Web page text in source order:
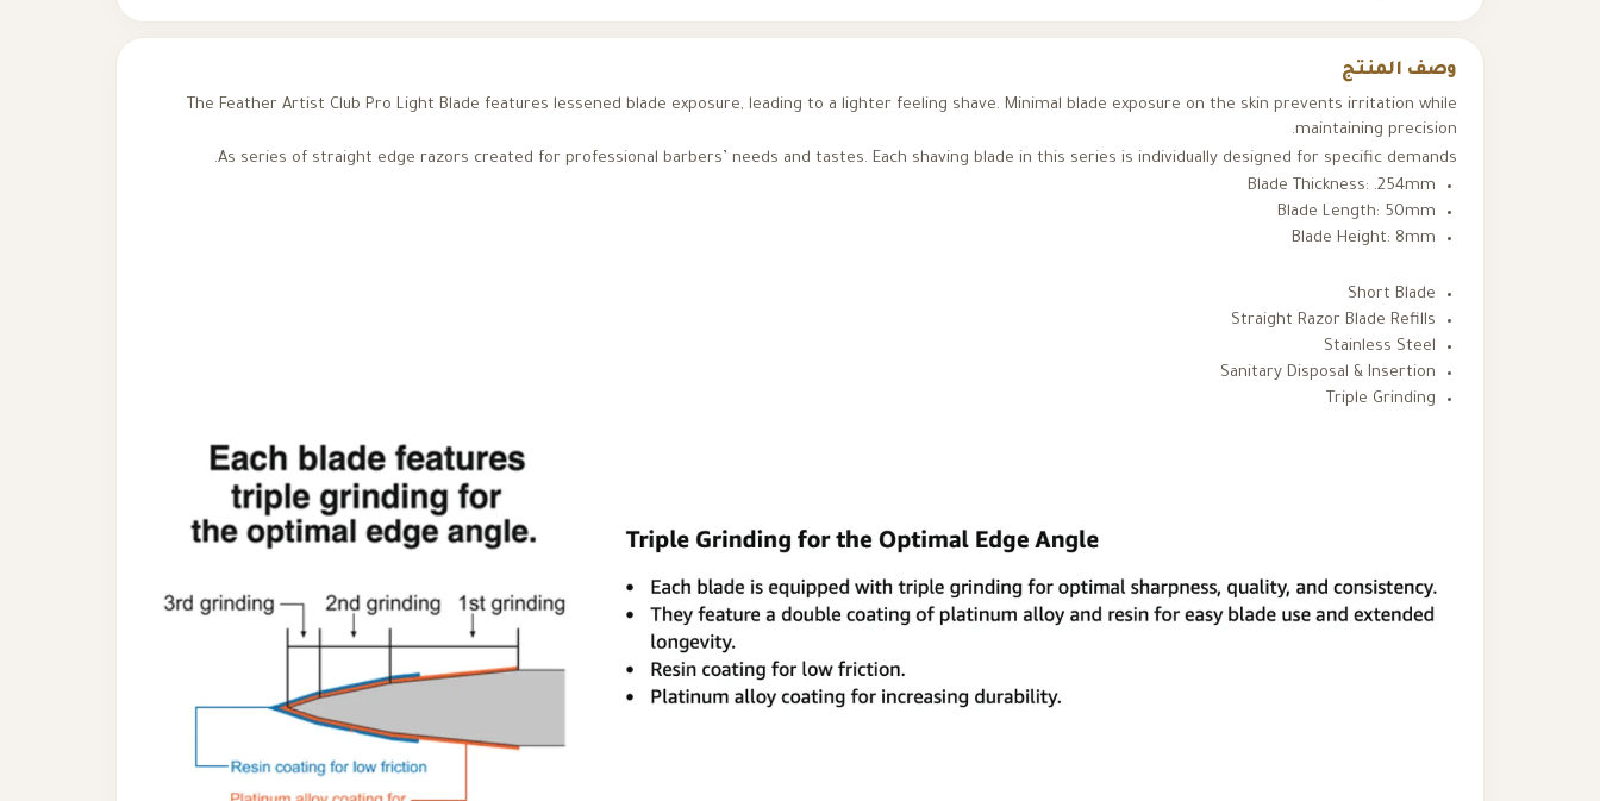
وصف المنتج
The Feather Artist Club Pro Light Blade features lessened blade exposure, leading to a lighter feeling shave. Minimal blade exposure on the skin prevents irritation while
maintaining precision.
As series of straight edge razors created for professional barbers’ needs and tastes. Each shaving blade in this series is individually designed for specific demands.
Blade Thickness: .254mm
Blade Length: 50mm
Blade Height: 8mm
Short Blade
Straight Razor Blade Refills
Stainless Steel
Sanitary Disposal & Insertion
Triple Grinding